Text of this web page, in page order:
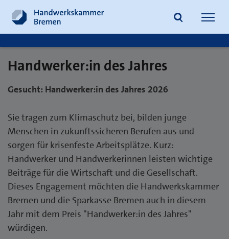
Handwerker:in des Jahres
Gesucht: Handwerker:in des Jahres 2026
Sie tragen zum Klimaschutz bei, bilden junge
Menschen in zukunftssicheren Berufen aus und
sorgen für krisenfeste Arbeitsplätze. Kurz:
Handwerker und Handwerkerinnen leisten wichtige
Beiträge für die Wirtschaft und die Gesellschaft.
Dieses Engagement möchten die Handwerkskammer
Bremen und die Sparkasse Bremen auch in diesem
Jahr mit dem Preis "Handwerker:in des Jahres"
würdigen.